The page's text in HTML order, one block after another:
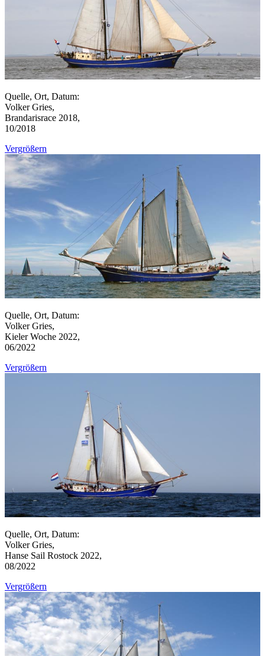
Quelle, Ort, Datum:
Volker Gries,
Brandarisrace 2018,
10/2018
Vergrößern
Quelle, Ort, Datum:
Volker Gries,
Kieler Woche 2022,
06/2022
Vergrößern
Quelle, Ort, Datum:
Volker Gries,
Hanse Sail Rostock 2022,
08/2022
Vergrößern